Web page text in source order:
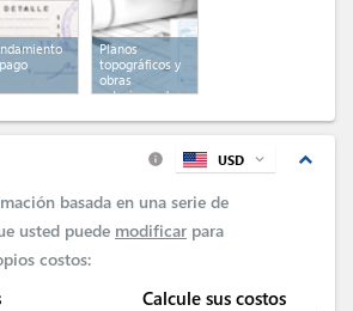
Planos
topográficos y
obras
exteriores de
expand_less
info USD expand_more
basada en una serie de
usted puede modificar para
costos:
Calcule sus costos